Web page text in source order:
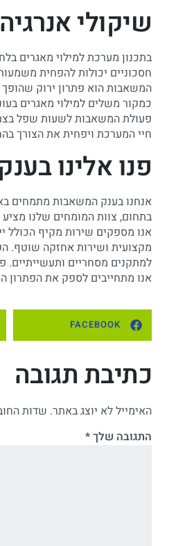
שיקולי
בתכנון מערכת למילוי מאגרים
חסכוניים יכולות להפחית
המשאבות הוא פתרון ירוק
כמקור משלים למילוי מאגרים
פעולת המשאבות לשעות שפל
חיי המערכת ויפחית את הצורך
פנו אלינו
בתחום, צוות המומחים שלנו מציע
אנו מספקים שירות מקיף הכולל
מקצועית ושירות אחזקה שוטף.
למתקנים מסחריים ותעשייתיים.
אנו מתחייבים לספק את הפתרון
FACEBOOK
כתיבת תגובה
האימייל לא יוצג באתר. שדות
התגובה שלך*